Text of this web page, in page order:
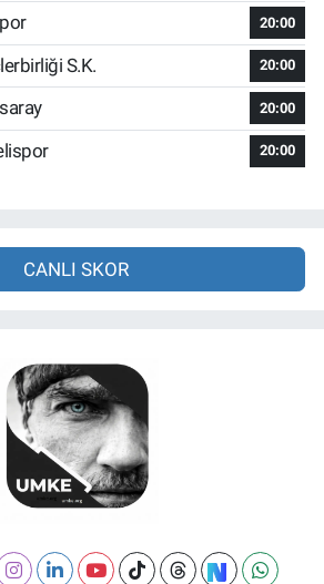
20:00
S.K. 20:00
20:00
20:00
CANLI SKOR